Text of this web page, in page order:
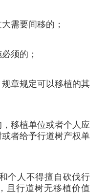
需要间移的；
须的；
规章规定可以移植的其
移植单位或者个人应
者给予行道树产权单
个人不得擅自砍伐行
且行道树无移植价值